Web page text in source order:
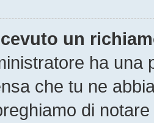
un
ha una
che tu ne
di